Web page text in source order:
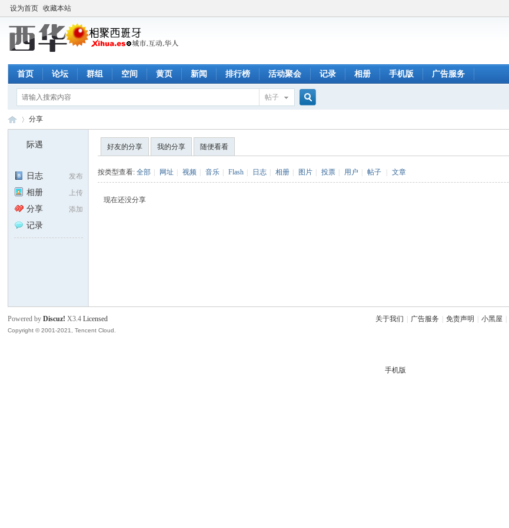
设为首页 收藏本站
首页 论坛 群组 空间 黄页 新闻 排行榜 活动聚会 记录 相册 手机版 广告服务
帖子
›
分享
际遇
发布
日志
上传
相册
添加
分享
记录
好友的分享 我的分享 随便看看
按类型查看:全部 网址 视频 音乐 Flash 日志 相册 图片 投票 用户 帖子 文章
现在还没分享
关于我们 广告服务 免责声明 小黑屋
Powered byDiscuz! X3.4 Licensed
Copyright © 2001-2021, Tencent Cloud.
手机版